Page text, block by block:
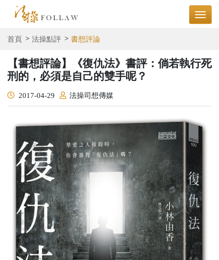
首頁 法操點評 書想評論
【書想評論】《復仇法》書評：倘若執行死
刑的，必須是自己的雙手呢？
2017-04-29 法操司想傳媒